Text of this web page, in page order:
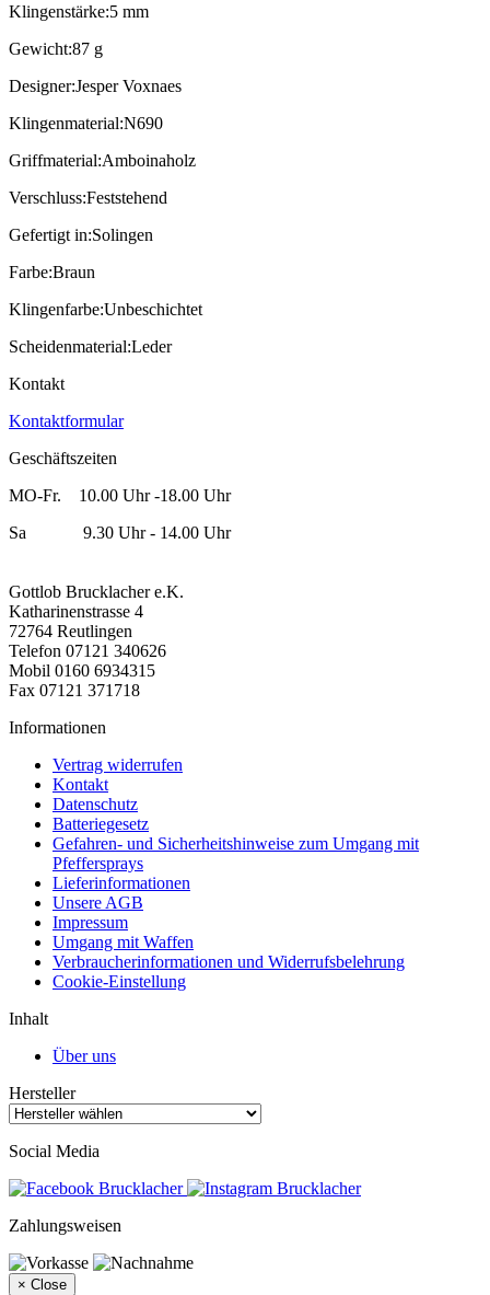
Klingenstärke:5 mm
Gewicht:87 g
Designer:Jesper Voxnaes
Klingenmaterial:N690
Griffmaterial:Amboinaholz
Verschluss:Feststehend
Gefertigt in:Solingen
Farbe:Braun
Klingenfarbe:Unbeschichtet
Scheidenmaterial:Leder
Kontakt
Kontaktformular
Geschäftszeiten
MO-Fr. 10.00 Uhr -18.00 Uhr
Sa 9.30 Uhr - 14.00 Uhr
Gottlob Brucklacher e.K.
Katharinenstrasse 4
72764 Reutlingen
Telefon 07121 340626
Mobil 0160 6934315
Fax 07121 371718
Informationen
Vertrag widerrufen
Kontakt
Datenschutz
Batteriegesetz
Gefahren- und Sicherheitshinweise zum Umgang mit
Pfeffersprays
Lieferinformationen
Unsere AGB
Impressum
Umgang mit Waffen
Verbraucherinformationen und Widerrufsbelehrung
Cookie-Einstellung
Inhalt
Über uns
Hersteller
Social Media
Zahlungsweisen
× Close